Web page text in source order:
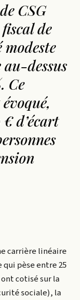
CSG
de
dessus
Ce
d’écart
carrière linéaire
pèse entre 25
cotisé sur la
sociale), la